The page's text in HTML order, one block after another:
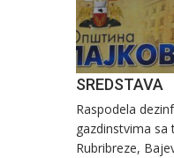
SREDSTAVA
Raspodela
gazdinstvima sa
Rubribreze,